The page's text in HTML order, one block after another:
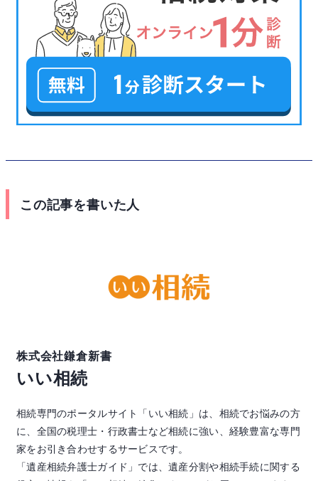
この記事を書いた人
株式会社鎌倉新書
いい相続
相続専門のポータルサイト「いい相続」は、相続でお悩みの方
に、全国の税理士・行政書士など相続に強い、経験豊富な専門
家をお引き合わせするサービスです。
「遺産相続弁護士ガイド」では、遺産分割や相続手続に関する